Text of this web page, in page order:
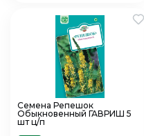
Семена Репешок
Обыкновенный ГАВРИШ 5
шт ц/п